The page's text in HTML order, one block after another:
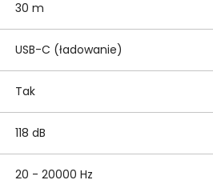
30 m
USB-C (ładowanie)
Tak
118 dB
20 - 20000 Hz